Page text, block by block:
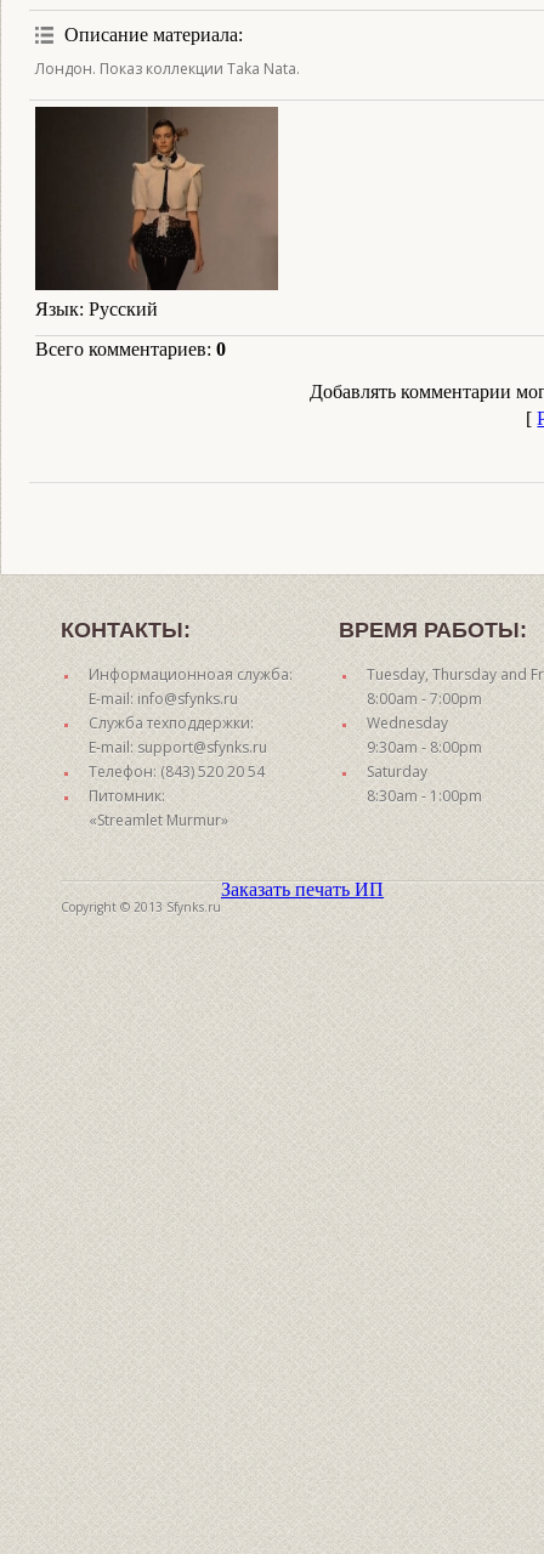
Описание материала:
Лондон. Показ коллекции Taka Nata.
Язык: Русский
Всего комментариев: 0
Добавлять комментарии
[
КОНТАКТЫ:
Информационноая служба:
E-mail: info@sfynks.ru
Служба техподдержки:
E-mail: support@sfynks.ru
Телефон: (843) 520 20 54
Питомник:
«Streamlet Murmur»
ВРЕМЯ РАБОТЫ:
Tuesday, Thursday and
8:00am - 7:00pm
Wednesday
9:30am - 8:00pm
Saturday
8:30am - 1:00pm
Copyright © 2013 Sfynks.ru
Заказать печать ИП